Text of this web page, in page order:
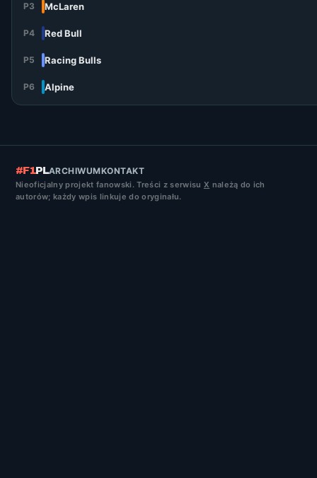
P3 McLaren
P4 Red Bull
P5 Racing Bulls
P6 Alpine
#F1PLARCHIWUMKONTAKT
Nieoficjalny projekt fanowski. Treści z serwisu X należą do ich
autorów; każdy wpis linkuje do oryginału.